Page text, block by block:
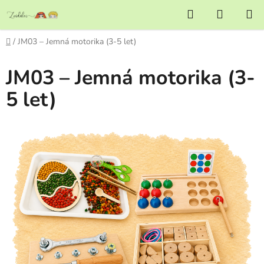
obsah
Hledat
KOŠÍK
Domů
/ JM03 – Jemná motorika (3-5 let)
JM03 – Jemná motorika (3-
5 let)